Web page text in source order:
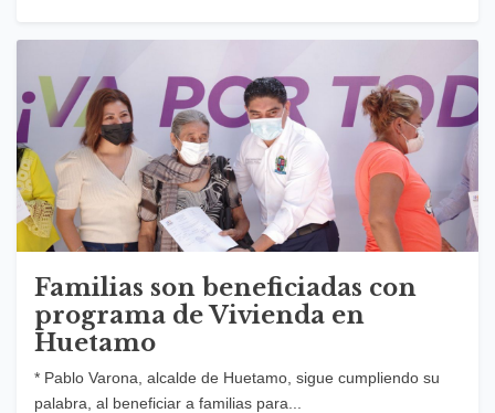
Familias son beneficiadas con
programa de Vivienda en
Huetamo
* Pablo Varona, alcalde de Huetamo, sigue cumpliendo su
palabra, al beneficiar a familias para...